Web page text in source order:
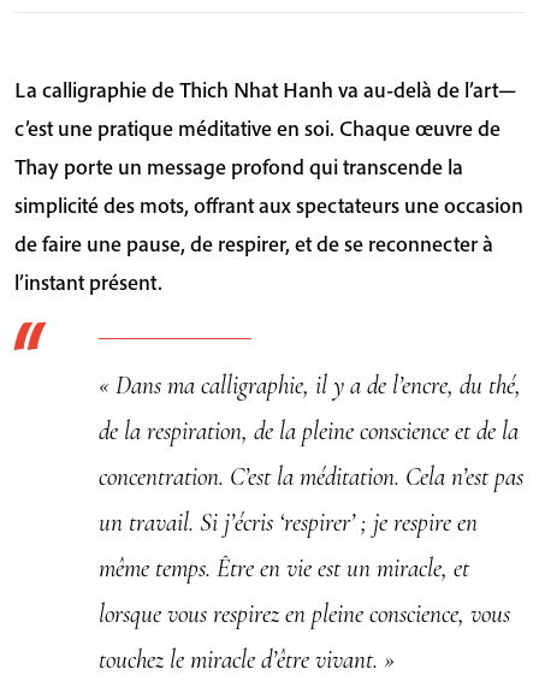
Voiture,
Quel
Calligraphie
de
Thich
Nhat
Hanh
La calligraphie de Thich Nhat Hanh va au-delà de l’art—
c’est une pratique méditative en soi. Chaque œuvre de
Thay porte un message profond qui transcende la
simplicité des mots, offrant aux spectateurs une occasion
de faire une pause, de respirer, et de se reconnecter à
l’instant présent.
« Dans ma calligraphie, il y a de l’encre, du thé,
de la respiration, de la pleine conscience et de la
concentration. C’est la méditation. Cela n’est pas
un travail. Si j’écris ‘respirer’ ; je respire en
même temps. Être en vie est un miracle, et
lorsque vous respirez en pleine conscience, vous
touchez le miracle d’être vivant. »